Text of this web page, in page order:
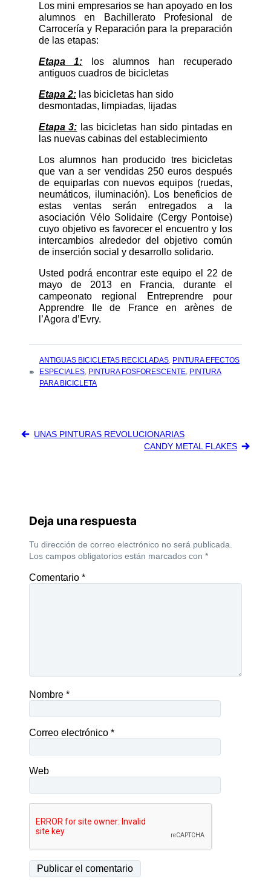
Los mini empresarios se han apoyado en los
alumnos en Bachillerato Profesional de
Carrocería y Reparación para la preparación
de las etapas:
Etapa 1: los alumnos han recuperado
antiguos cuadros de bicicletas
Etapa 2: las bicicletas han sido
desmontadas, limpiadas, lijadas
Etapa 3: las bicicletas han sido pintadas en
las nuevas cabinas del establecimiento
Los alumnos han producido tres bicicletas
que van a ser vendidas 250 euros después
de equiparlas con nuevos equipos (ruedas,
neumáticos, iluminación). Los beneficios de
estas ventas serán entregados a la
asociación Vélo Solidaire (Cergy Pontoise)
cuyo objetivo es favorecer el encuentro y los
intercambios alrededor del objetivo común
de inserción social y desarrollo solidario.
Usted podrá encontrar este equipo el 22 de
mayo de 2013 en Francia, durante el
campeonato regional Entreprendre pour
Apprendre Ile de France en arènes de
l’Agora d’Evry.
TAGS
:
ANTIGUAS BICICLETAS RECICLADAS, PINTURA EFECTOS
ESPECIALES, PINTURA FOSFORESCENTE, PINTURA
PARA BICICLETA
UNAS PINTURAS REVOLUCIONARIAS
CANDY METAL FLAKES
Deja una respuesta
Tu dirección de correo electrónico no será publicada.
Los campos obligatorios están marcados con *
Comentario *
Nombre *
Correo electrónico *
Web